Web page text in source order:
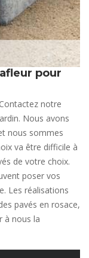
pour
notre
Nous avons
nous sommes
va être difficile à
de votre choix.
poser vos
Les réalisations
pavés en rosace,
à nous la